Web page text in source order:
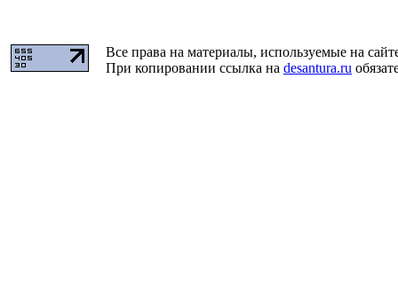
Все права на материалы, используемые на
При копировании ссылка на desantura.ru